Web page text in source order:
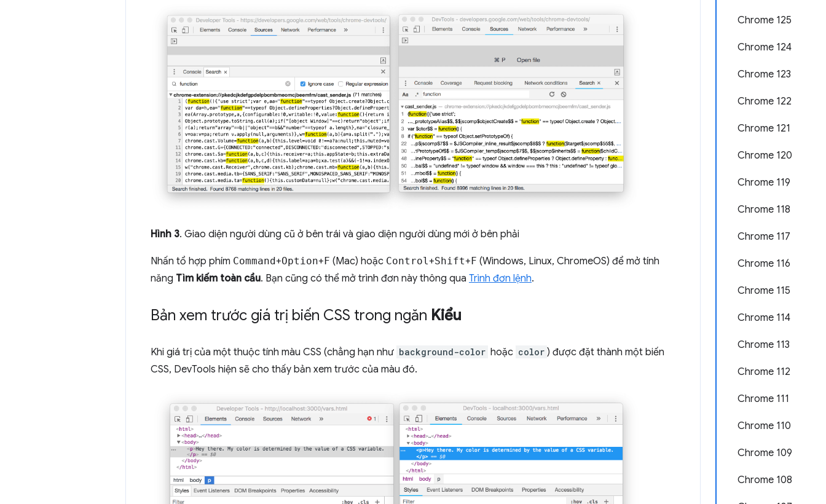
Chrome 125
Chrome 124
Chrome 123
Chrome 122
Chrome 121
Chrome 120
Chrome 119
Chrome 118
Chrome 117
Chrome 116
Chrome 115
Chrome 114
Chrome 113
Chrome 112
Chrome 111
Chrome 110
Chrome 109
Chrome 108
Hình 3. Giao diện người dùng cũ ở bên trái và giao diện người dùng mới ở bên phải
Nhấn tổ hợp phím Command+Option+F (Mac) hoặc Control +Shift+F (Windows, Linux, ChromeOS) để mở tính
năng Tìm kiếm toàn cầu. Bạn cũng có thể mở trình đơn này thông qua Trình đơn lệnh.
Bản xem trước giá trị biến CSS trong ngăn Kiểu
Khi giá trị của một thuộc tính màu CSS (chẳng hạn như background-color hoặc color ) được đặt thành một biến
CSS, DevTools hiện sẽ cho thấy bản xem trước của màu đó.